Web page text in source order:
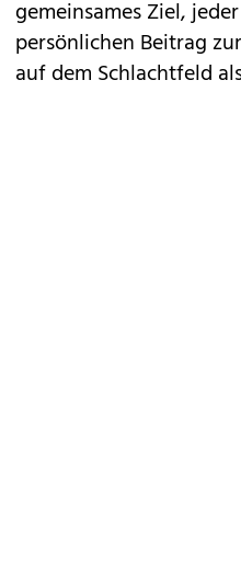
gemeinsames Ziel,
persönlichen Beitrag
auf dem Schlachtfeld